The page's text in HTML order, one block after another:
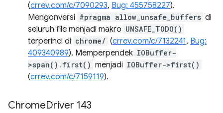
(crrev.com/c/7090293, Bug: 455758227).
Mengonversi #pragma allow_unsafe_buffers di
seluruh file menjadi makro UNSAFE_TODO()
terperinci di chrome/ (crrev.com/c/7132241, Bug:
409340989). Memperpendek IOBuffer-
>span().first() menjadi IOBuffer->first()
(crrev.com/c/7159119).
ChromeDriver 143